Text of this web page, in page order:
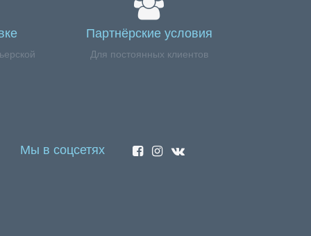
Партнёрские условия
Для постоянных клиентов
Мы в соцсетях